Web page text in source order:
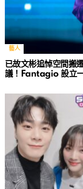
藝人
已故文彬追悼空間搬
議！Fantagio 設立